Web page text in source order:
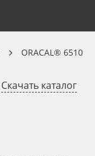
ORACAL® 6510
Скачать каталог